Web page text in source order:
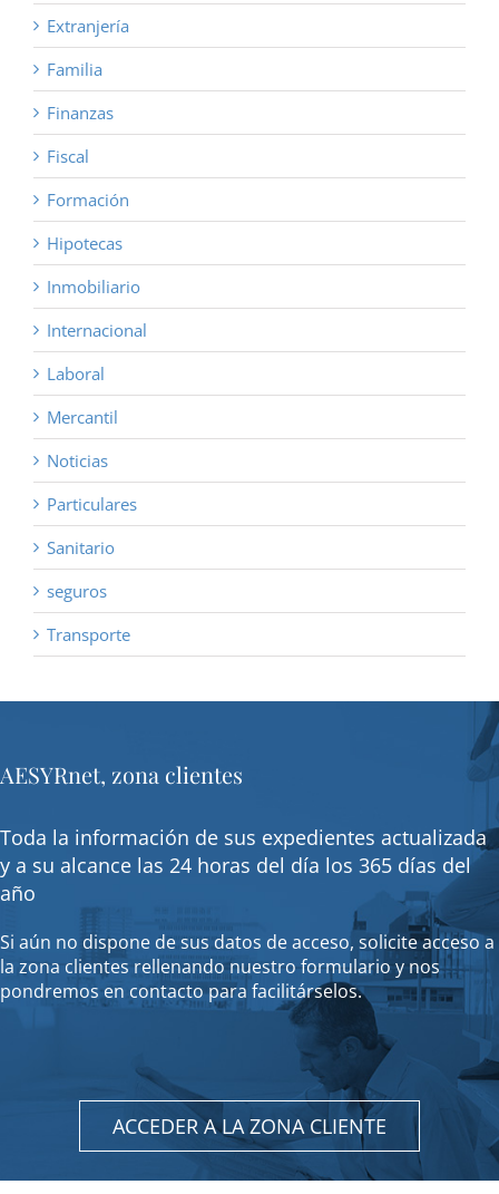
Extranjería
Familia
Finanzas
Fiscal
Formación
Hipotecas
Inmobiliario
Internacional
Laboral
Mercantil
Noticias
Particulares
Sanitario
seguros
Transporte
AESYRnet, zona clientes
Toda la información de sus expedientes actualizada
y a su alcance las 24 horas del día los 365 días del
año
Si aún no dispone de sus datos de acceso, solicite acceso a
la zona clientes rellenando nuestro formulario y nos
pondremos en contacto para facilitárselos.
ACCEDER A LA ZONA CLIENTE